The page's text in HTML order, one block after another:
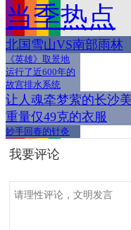
当季热点
北国雪山VS南部雨林
《英雄》取景地
运行了近600年的
故宫排水系统
让人魂牵梦萦的长沙
重量仅49克的衣服
妙手回春的针灸